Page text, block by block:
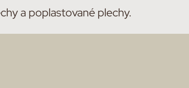
a poplastované plechy.